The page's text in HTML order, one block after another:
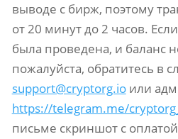
выводе с бирж, поэтому
от 20 минут до 2 часов.
была проведена, и баланс
пожалуйста, обратитесь в
support@cryptorg.ioили
https://telegram.me/
письме скриншот с